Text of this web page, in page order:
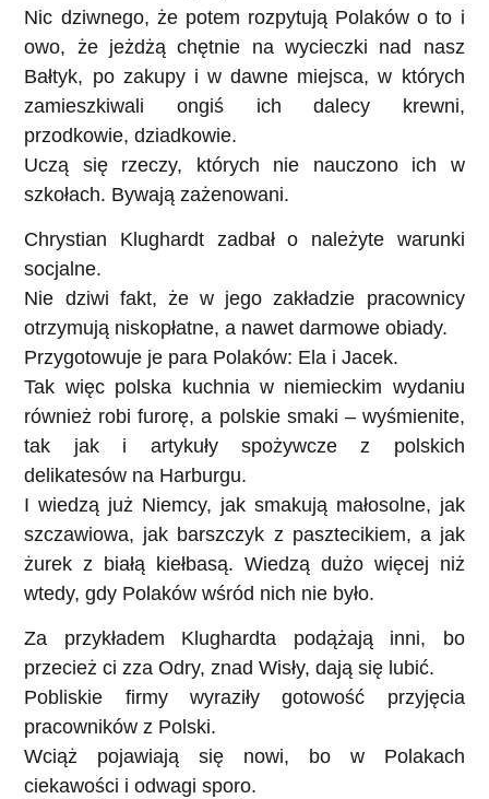
Nic dziwnego, że potem rozpytują Polaków o to i
owo, że jeżdżą chętnie na wycieczki nad nasz
Bałtyk, po zakupy i w dawne miejsca, w których
zamieszkiwali ongiś ich dalecy krewni,
przodkowie, dziadkowie.
Uczą się rzeczy, których nie nauczono ich w
szkołach. Bywają zażenowani.
Chrystian Klughardt zadbał o należyte warunki
socjalne.
Nie dziwi fakt, że w jego zakładzie pracownicy
otrzymują niskopłatne, a nawet darmowe obiady.
Przygotowuje je para Polaków: Ela i Jacek.
Tak więc polska kuchnia w niemieckim wydaniu
również robi furorę, a polskie smaki – wyśmienite,
tak jak i artykuły spożywcze z polskich
delikatesów na Harburgu.
I wiedzą już Niemcy, jak smakują małosolne, jak
szczawiowa, jak barszczyk z pasztecikiem, a jak
żurek z białą kiełbasą. Wiedzą dużo więcej niż
wtedy, gdy Polaków wśród nich nie było.
Za przykładem Klughardta podążają inni, bo
przecież ci zza Odry, znad Wisły, dają się lubić.
Pobliskie firmy wyraziły gotowość przyjęcia
pracowników z Polski.
Wciąż pojawiają się nowi, bo w Polakach
ciekawości i odwagi sporo.